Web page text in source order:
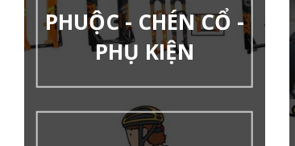
PHUỘC - CHÉN CỔ -
PHỤ KIỆN